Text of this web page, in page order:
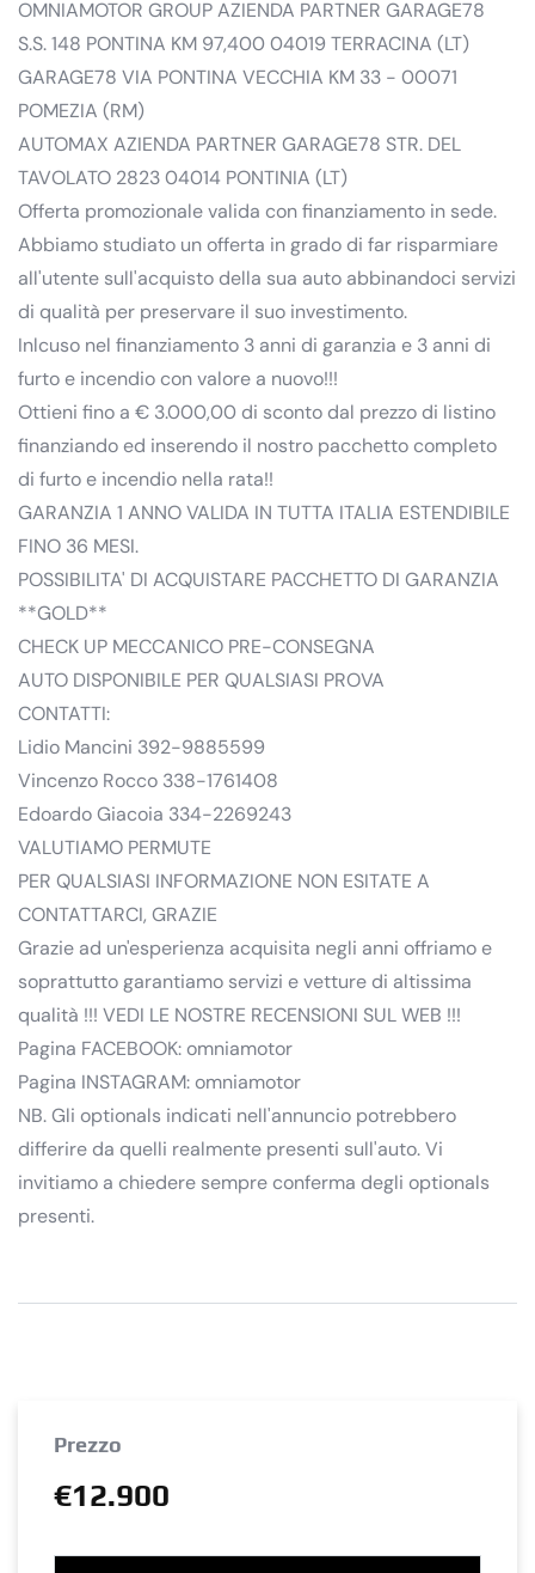
OMNIAMOTOR GROUP AZIENDA PARTNER GARAGE78
S.S. 148 PONTINA KM 97,400 04019 TERRACINA (LT)
GARAGE78 VIA PONTINA VECCHIA KM 33 - 00071
POMEZIA (RM)
AUTOMAX AZIENDA PARTNER GARAGE78 STR. DEL
TAVOLATO 2823 04014 PONTINIA (LT)
Offerta promozionale valida con finanziamento in sede.
Abbiamo studiato un offerta in grado di far risparmiare
all'utente sull'acquisto della sua auto abbinandoci servizi
di qualità per preservare il suo investimento.
Inlcuso nel finanziamento 3 anni di garanzia e 3 anni di
furto e incendio con valore a nuovo!!!
Ottieni fino a € 3.000,00 di sconto dal prezzo di listino
finanziando ed inserendo il nostro pacchetto completo
di furto e incendio nella rata!!
GARANZIA 1 ANNO VALIDA IN TUTTA ITALIA ESTENDIBILE
FINO 36 MESI.
POSSIBILITA' DI ACQUISTARE PACCHETTO DI GARANZIA
**GOLD**
CHECK UP MECCANICO PRE-CONSEGNA
AUTO DISPONIBILE PER QUALSIASI PROVA
CONTATTI:
Lidio Mancini 392-9885599
Vincenzo Rocco 338-1761408
Edoardo Giacoia 334-2269243
VALUTIAMO PERMUTE
PER QUALSIASI INFORMAZIONE NON ESITATE A
CONTATTARCI, GRAZIE
Grazie ad un'esperienza acquisita negli anni offriamo e
soprattutto garantiamo servizi e vetture di altissima
qualità !!! VEDI LE NOSTRE RECENSIONI SUL WEB !!!
Pagina FACEBOOK: omniamotor
Pagina INSTAGRAM: omniamotor
NB. Gli optionals indicati nell'annuncio potrebbero
differire da quelli realmente presenti sull'auto. Vi
invitiamo a chiedere sempre conferma degli optionals
presenti.
Prezzo
€12.900